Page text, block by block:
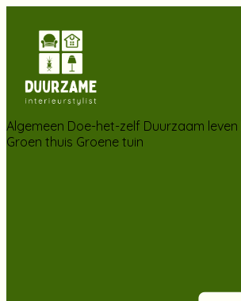
Algemeen Doe-het-zelf Duurzaam leven
Groen thuis Groene tuin